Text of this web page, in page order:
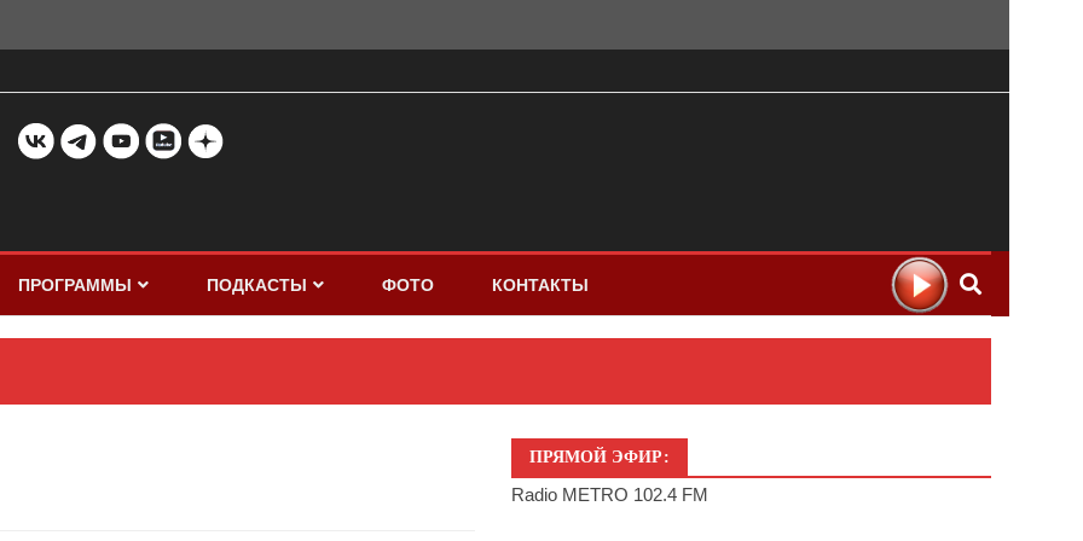
ПРОГРАММЫ ПОДКАСТЫ ФОТО КОНТАКТЫ
ПРЯМОЙ ЭФИР:
Radio METRO 102.4 FM